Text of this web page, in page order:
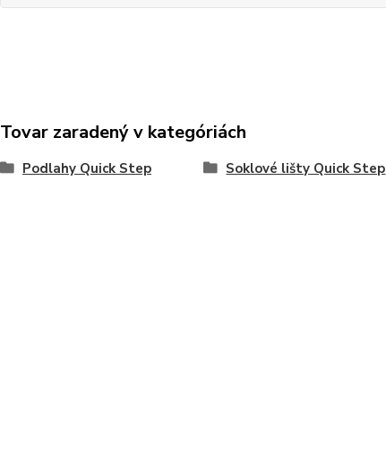
Tovar zaradený v kategóriách
Podlahy Quick Step Soklové lišty Quick Step